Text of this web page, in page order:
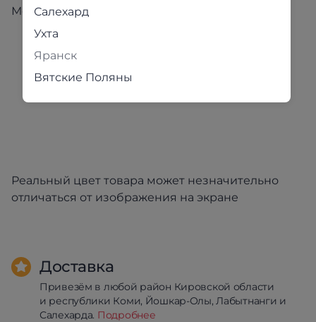
Механизм трансформации: Выкатной.
Реальный цвет товара может незначительно
отличаться от изображения на экране
Доставка
Привезём в любой район Кировской области
и республики Коми, Йошкар-Олы, Лабытнанги и
Салехарда. Подробнее
Салехард
Ухта
Яранск
Вятские Поляны